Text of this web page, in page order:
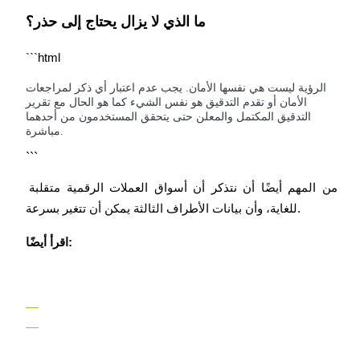
الإحالة
قم بدعوة صديق لتحصل على مكافآت نقدية
ما الذي لا يزال يحتاج إلى حذر؟
الرؤية ليست هي نفسها الأمان. يجب عدم اعتبار أي ذكر لمراجعات
الأمان أو تقدم التدقيق هو نفس الشيء كما هو الحال مع تقرير
التدقيق المكتمل والمعلن حتى يتحقق المستخدمون من أحدهما
مباشرة.
```
للغاية، وأن بيانات الأطراف الثالثة يمكن أن تتغير بسرعة.
اقرأ أيضًا: